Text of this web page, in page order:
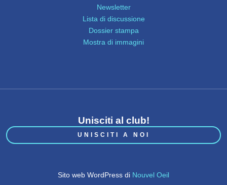
Newsletter
Lista di discussione
Dossier stampa
Mostra di immagini
Unisciti al club!
UNISCITI A NOI
Sito web WordPress di Nouvel Oeil